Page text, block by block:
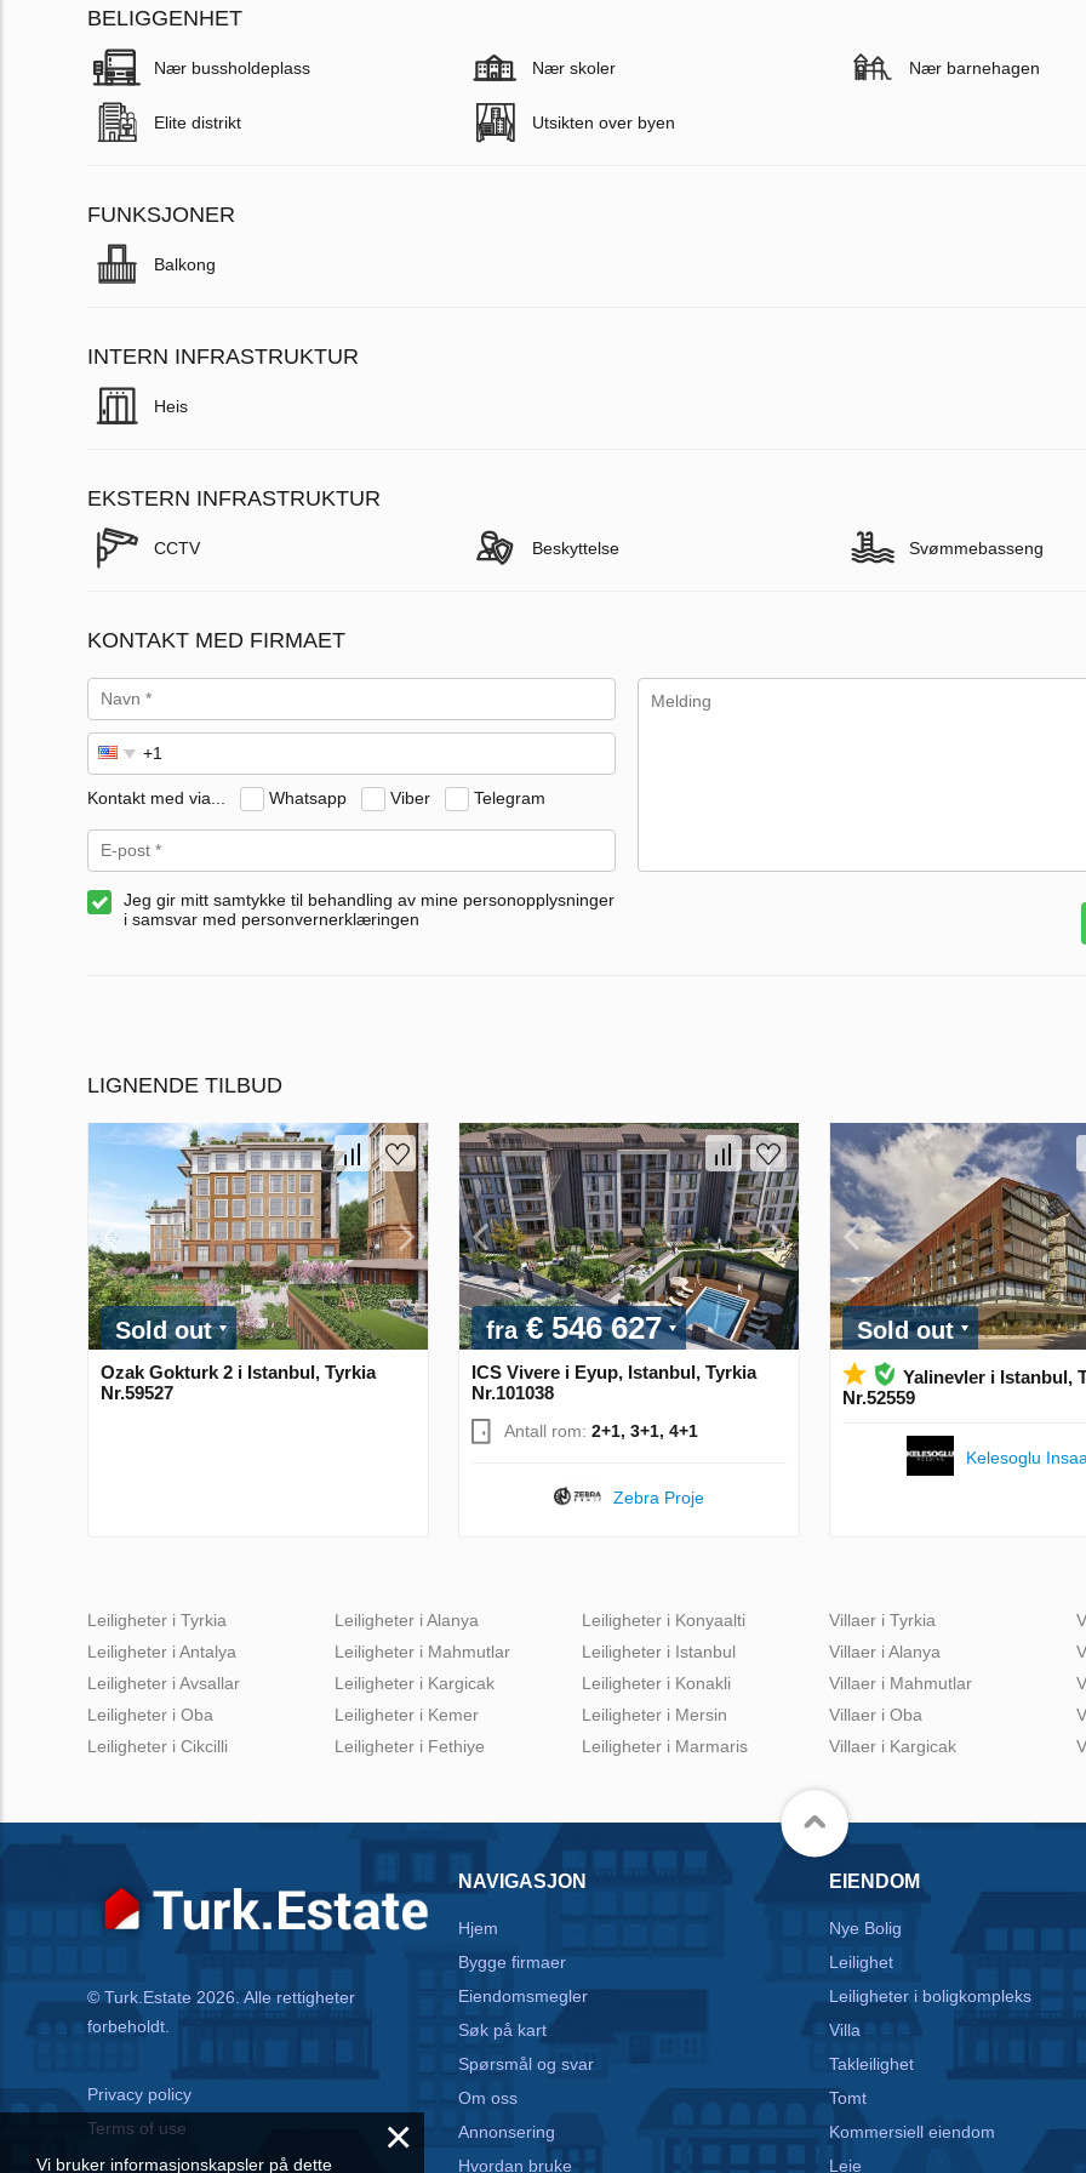
BELIGGENHET
Nær bussholdeplass Nær skoler Nær barnehagen
Elite distrikt Utsikten over byen
FUNKSJONER
Balkong
INTERN INFRASTRUKTUR
Heis
EKSTERN INFRASTRUKTUR
CCTV Beskyttelse Svømmebasseng
KONTAKT MED FIRMAET
Kontakt med via... Whatsapp Viber Telegram
Jeg gir mitt samtykke til behandling av mine personopplysninger
i samsvar med personvernerklæringen
LIGNENDE TILBUD
Sold out
Ozak Gokturk 2 i Istanbul, Tyrkia
Nr.59527
fra€ 546 627
ICS Vivere i Eyup, Istanbul, Tyrkia
Nr.101038
Antall rom: 2+1, 3+1, 4+1
Zebra Proje
Sold out
Yalinevler i Istanbul,
Nr.52559
Kelesoglu
Leiligheter i Tyrkia
Leiligheter i Antalya
Leiligheter i Avsallar
Leiligheter i Oba
Leiligheter i Cikcilli
Leiligheter i Alanya
Leiligheter i Mahmutlar
Leiligheter i Kargicak
Leiligheter i Kemer
Leiligheter i Fethiye
Leiligheter i Konyaalti
Leiligheter i Istanbul
Leiligheter i Konakli
Leiligheter i Mersin
Leiligheter i Marmaris
Villaer i Tyrkia
Villaer i Alanya
Villaer i Mahmutlar
Villaer i Oba
Villaer i Kargicak
© Turk.Estate 2026. Alle rettigheter
forbeholdt.
Privacy policy
Terms of use
NAVIGASJON
Hjem
Bygge firmaer
Eiendomsmegler
Søk på kart
Spørsmål og svar
Om oss
Annonsering
Hvordan bruke
EIENDOM
Nye Bolig
Leilighet
Leiligheter i boligkompleks
Villa
Takleilighet
Tomt
Kommersiell eiendom
Leie
×
Vi bruker informasjonskapsler på dette